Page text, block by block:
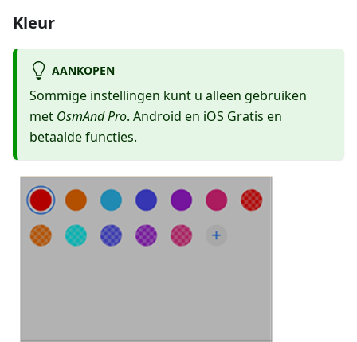
Kleur
AANKOPEN
Sommige instellingen kunt u alleen gebruiken
met OsmAnd Pro. Android en iOS Gratis en
betaalde functies.